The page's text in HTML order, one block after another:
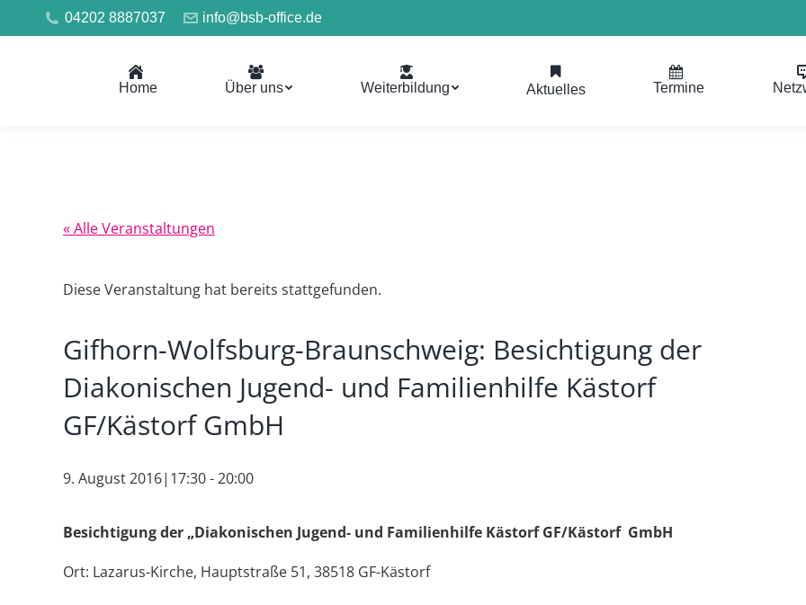
04202 8887037 info@bsb-office.de
Home Über uns Weiterbildung Aktuelles Termine
« Alle Veranstaltungen
Diese Veranstaltung hat bereits stattgefunden.
Gifhorn-Wolfsburg-Braunschweig: Besichtigung der
Diakonischen Jugend- und Familienhilfe Kästorf
GF/Kästorf GmbH
9. August 2016|17:30-20:00
Besichtigung der „Diakonischen Jugend- und Familienhilfe Kästorf GF/Kästorf GmbH
Ort: Lazarus-Kirche, Hauptstraße 51, 38518 GF-Kästorf